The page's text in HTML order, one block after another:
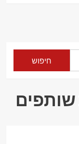
חיפוש